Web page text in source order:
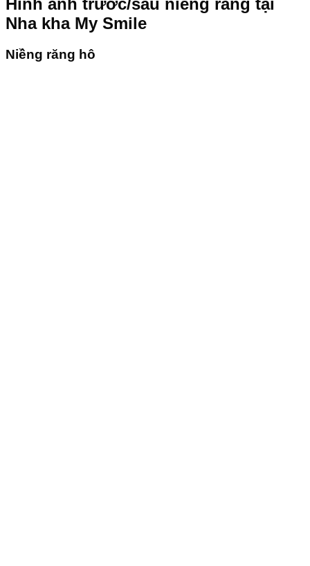
Hình ảnh trước/sau niềng răng tại
Nha kha My Smile
Niềng răng hô